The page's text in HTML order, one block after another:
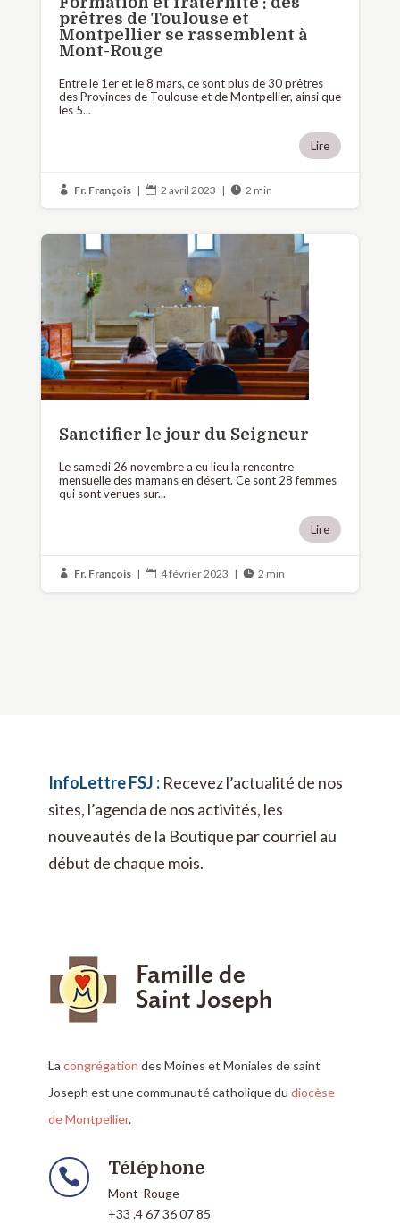
prêtres de Toulouse et
Montpellier se rassemblent à
Mont-Rouge
Entre le 1er et le 8 mars, ce sont plus de 30 prêtres
des Provinces de Toulouse et de Montpellier, ainsi que
les 5...
Lire
 Fr. François |  2 avril 2023 |  2 min
Sanctifier le jour du Seigneur
Le samedi 26 novembre a eu lieu la rencontre
mensuelle des mamans en désert. Ce sont 28 femmes
qui sont venues sur...
Lire
 Fr. François |  4 février 2023 |  2 min
InfoLettre FSJ : Recevez l’actualité de nos
sites, l’agenda de nos activités, les
nouveautés de la Boutique par courriel au
début de chaque mois.
Lacongrégation des Moines et Moniales de saint
Joseph est une communauté catholique dudiocèse
de Montpellier.
 Téléphone
Mont-Rouge
+33 .4 67 36 07 85